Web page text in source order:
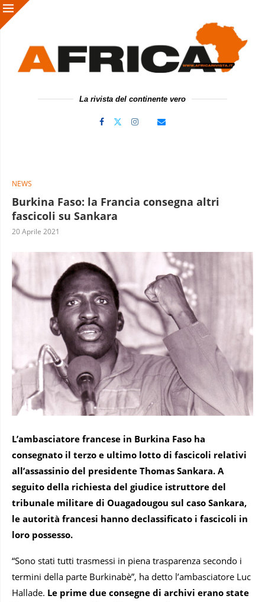
La rivista del continente vero
NEWS
Burkina Faso: la Francia consegna altri
fascicoli su Sankara
20 Aprile 2021
L’ambasciatore francese in Burkina Faso ha
consegnato il terzo e ultimo lotto di fascicoli relativi
all’assassinio del presidente Thomas Sankara. A
seguito della richiesta del giudice istruttore del
tribunale militare di Ouagadougou sul caso Sankara,
le autorità francesi hanno declassificato i fascicoli in
loro possesso.
“Sono stati tutti trasmessi in piena trasparenza secondo i
termini della parte Burkinabè”, ha detto l’ambasciatore Luc
Hallade. Le prime due consegne di archivi erano state